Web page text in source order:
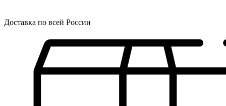
Доставка по всей России